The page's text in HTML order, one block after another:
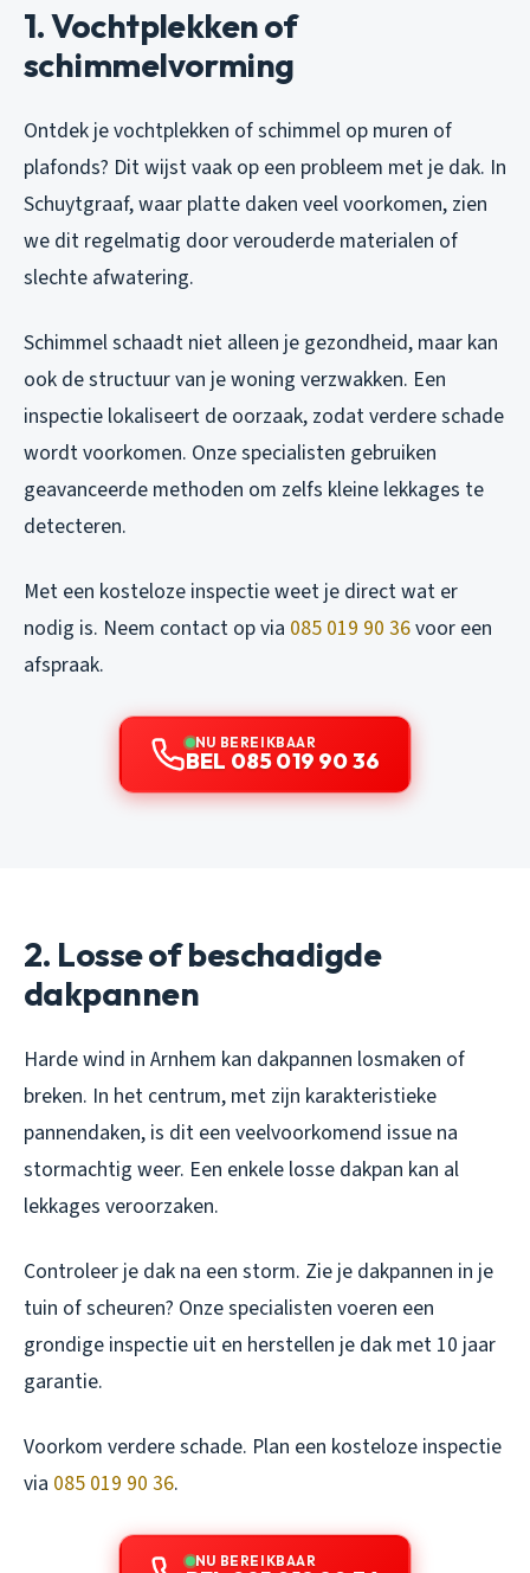
1. Vochtplekken of
schimmelvorming
Ontdek je vochtplekken of schimmel op muren of
plafonds? Dit wijst vaak op een probleem met je dak. In
Schuytgraaf, waar platte daken veel voorkomen, zien
we dit regelmatig door verouderde materialen of
slechte afwatering.
Schimmel schaadt niet alleen je gezondheid, maar kan
ook de structuur van je woning verzwakken. Een
inspectie lokaliseert de oorzaak, zodat verdere schade
wordt voorkomen. Onze specialisten gebruiken
geavanceerde methoden om zelfs kleine lekkages te
detecteren.
Met een kosteloze inspectie weet je direct wat er
nodig is. Neem contact op via 085 019 90 36voor een
afspraak.
NU BEREIKBAAR
BEL 085 019 90 36
2. Losse of beschadigde
dakpannen
Harde wind in Arnhem kan dakpannen losmaken of
breken. In het centrum, met zijn karakteristieke
pannendaken, is dit een veelvoorkomend issue na
stormachtig weer. Een enkele losse dakpan kan al
lekkages veroorzaken.
Controleer je dak na een storm. Zie je dakpannen in je
tuin of scheuren? Onze specialisten voeren een
grondige inspectie uit en herstellen je dak met 10 jaar
garantie.
Voorkom verdere schade. Plan een kosteloze inspectie
via 085 019 90 36.
NU BEREIKBAAR